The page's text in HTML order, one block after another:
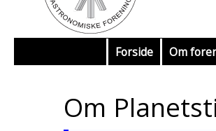
Forside Om
Om